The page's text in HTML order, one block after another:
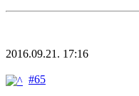
2016.09.21. 17:16
#65